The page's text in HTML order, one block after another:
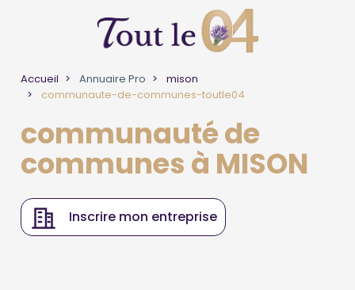
Accueil Annuaire Pro
mison
communaute-de-communes-toutle04
communauté de
communes à MISON
Inscrire mon entreprise